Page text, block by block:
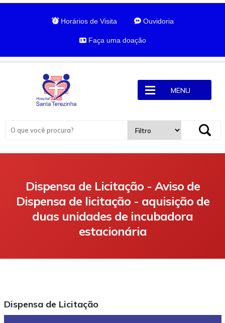
Horários de Visita Ouvidoria
Faça uma doação
MENU
Dispensa de Licitação - Aviso de
Dispensa de licitação - aquisição de
duas unidades de incubadora
estacionária
Dispensa de Licitação